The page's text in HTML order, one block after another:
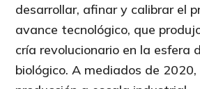
desarrollar, afinar y calibrar el
avance tecnológico, que
cría revolucionario en la esfera
biológico. A mediados de